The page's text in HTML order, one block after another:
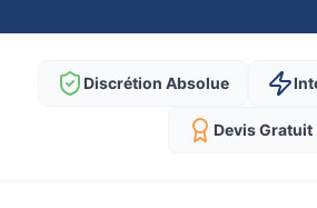
Discrétion Absolue
Devis Gratuit